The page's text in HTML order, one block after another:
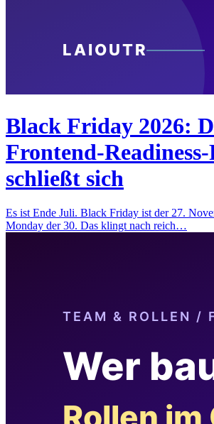
Black Friday 2026:
Frontend-
schließt sich
Es ist Ende Juli. Black Friday ist der 27.
Monday der 30. Das klingt nach reich…